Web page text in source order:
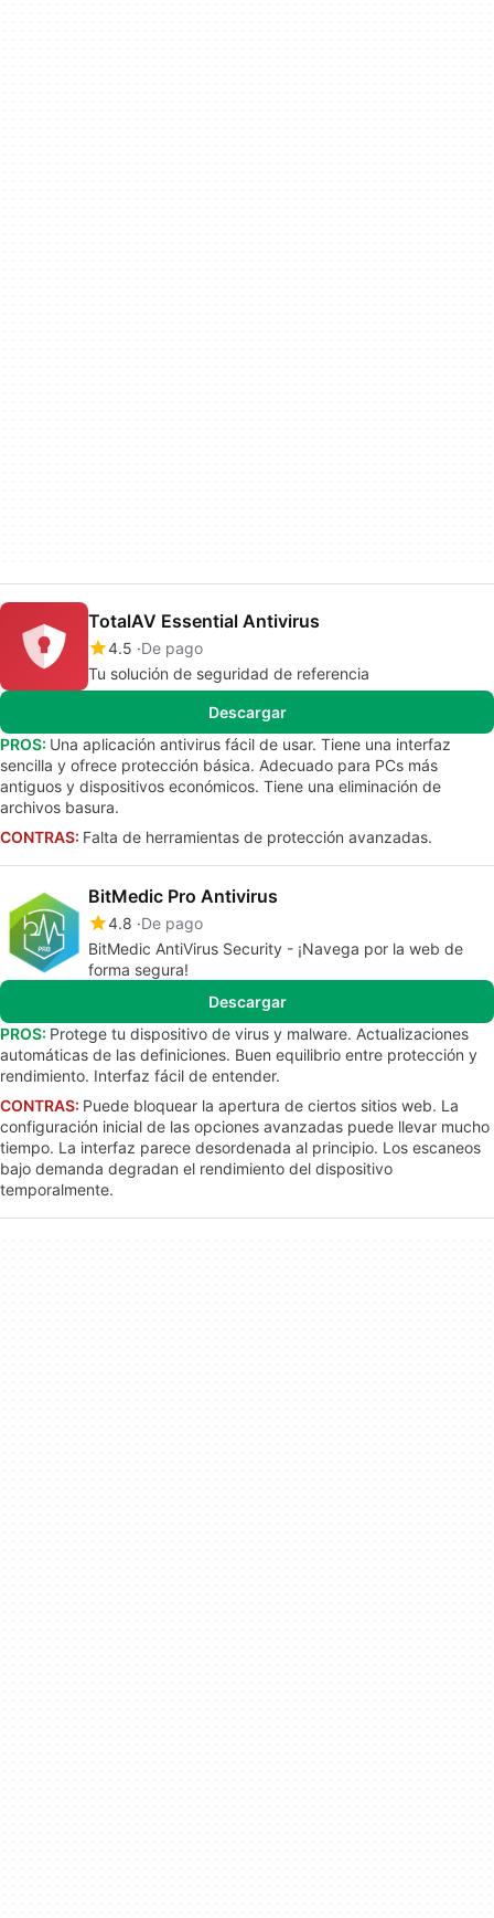
TotalAV Essential Antivirus
4.5 De pago
Tu solución de seguridad de referencia
Descargar
PROS: Una aplicación antivirus fácil de usar. Tiene una interfaz
sencilla y ofrece protección básica. Adecuado para PCs más
antiguos y dispositivos económicos. Tiene una eliminación de
archivos basura.
CONTRAS: Falta de herramientas de protección avanzadas.
BitMedic Pro Antivirus
4.8 De pago
BitMedic AntiVirus Security - ¡Navega por la web de
forma segura!
Descargar
PROS: Protege tu dispositivo de virus y malware. Actualizaciones
automáticas de las definiciones. Buen equilibrio entre protección y
rendimiento. Interfaz fácil de entender.
CONTRAS: Puede bloquear la apertura de ciertos sitios web. La
configuración inicial de las opciones avanzadas puede llevar mucho
tiempo. La interfaz parece desordenada al principio. Los escaneos
bajo demanda degradan el rendimiento del dispositivo
temporalmente.